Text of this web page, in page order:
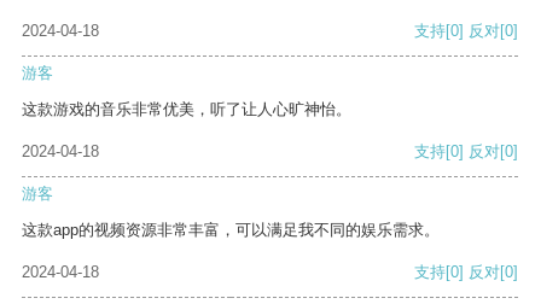
2024-04-18 支持[0] 反对[0]
游客
这款游戏的音乐非常优美，听了让人心旷神怡。
2024-04-18 支持[0] 反对[0]
游客
这款app的视频资源非常丰富，可以满足我不同的娱乐需求。
2024-04-18 支持[0] 反对[0]